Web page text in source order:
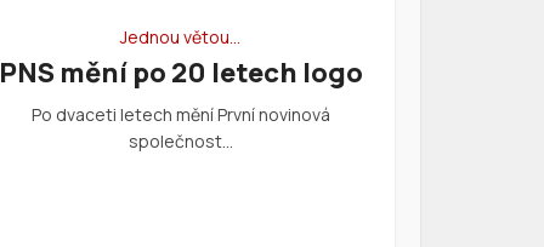
Jednou větou…
PNS mění po 20 letech logo
Po dvaceti letech mění První novinová
společnost…